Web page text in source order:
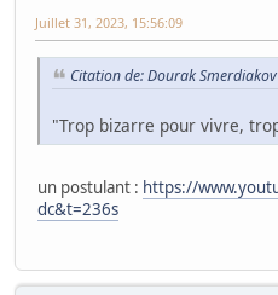
Juillet 31, 2023, 15:56:09
Citation de: Dourak
"Trop bizarre pour vivre,
un postulant : https://
dc&t=236s